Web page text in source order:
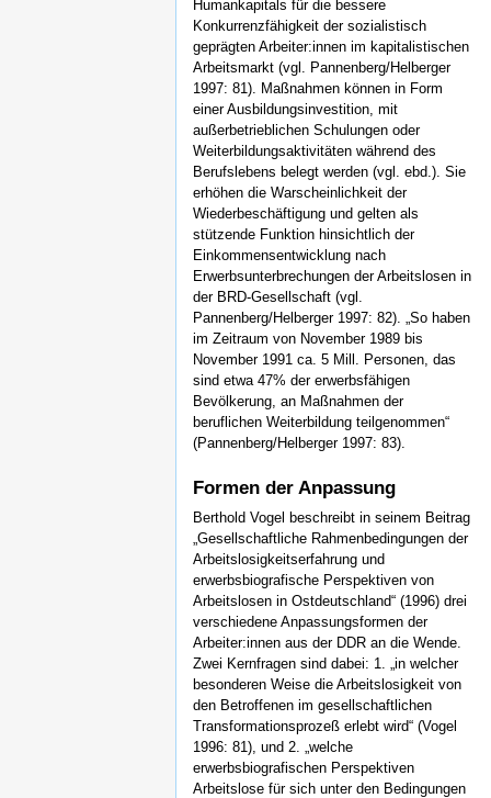
Humankapitals für die bessere
Konkurrenzfähigkeit der sozialistisch
geprägten Arbeiter:innen im kapitalistischen
Arbeitsmarkt (vgl. Pannenberg/Helberger
1997: 81). Maßnahmen können in Form
einer Ausbildungsinvestition, mit
außerbetrieblichen Schulungen oder
Weiterbildungsaktivitäten während des
Berufslebens belegt werden (vgl. ebd.). Sie
erhöhen die Warscheinlichkeit der
Wiederbeschäftigung und gelten als
stützende Funktion hinsichtlich der
Einkommensentwicklung nach
Erwerbsunterbrechungen der Arbeitslosen in
der BRD-Gesellschaft (vgl.
Pannenberg/Helberger 1997: 82). „So haben
im Zeitraum von November 1989 bis
November 1991 ca. 5 Mill. Personen, das
sind etwa 47% der erwerbsfähigen
Bevölkerung, an Maßnahmen der
beruflichen Weiterbildung teilgenommen“
(Pannenberg/Helberger 1997: 83).
Formen der Anpassung
Berthold Vogel beschreibt in seinem Beitrag
„Gesellschaftliche Rahmenbedingungen der
Arbeitslosigkeitserfahrung und
erwerbsbiografische Perspektiven von
Arbeitslosen in Ostdeutschland“ (1996) drei
verschiedene Anpassungsformen der
Arbeiter:innen aus der DDR an die Wende.
Zwei Kernfragen sind dabei: 1. „in welcher
besonderen Weise die Arbeitslosigkeit von
den Betroffenen im gesellschaftlichen
Transformationsprozeß erlebt wird“ (Vogel
1996: 81), und 2. „welche
erwerbsbiografischen Perspektiven
Arbeitslose für sich unter den Bedingungen